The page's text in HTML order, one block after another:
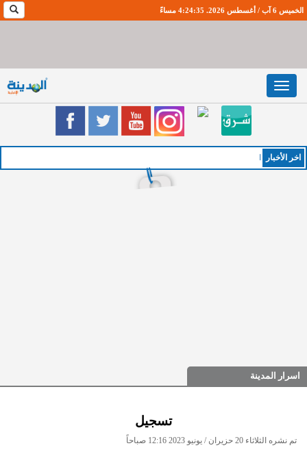
الخميس 6 آب / أغسطس 2026. 4:24:35 مساءً
Toggle
navigation
اخر اﻷخبار
اسرار المدينة
تسجيل
تم نشره الثلاثاء 20 حزيران / يونيو 2023 12:16 صباحاً